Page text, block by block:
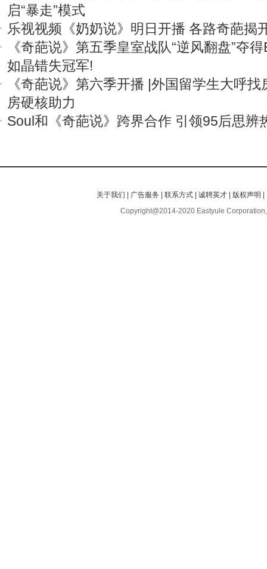
启“暴走”模式
乐视视频《奶奶说》明日开播 各路奇葩揭
《奇葩说》第五季皇室战队“逆风翻盘”夺
如晶错失冠军!
《奇葩说》第六季开播 |外国留学生大呼
房硬核助力
Soul和《奇葩说》跨界合作 引领95后思辨
关于我们 广告服务 |联系方式 |诚聘英才 版权声明
Copyright@2014-2020 Eastyule